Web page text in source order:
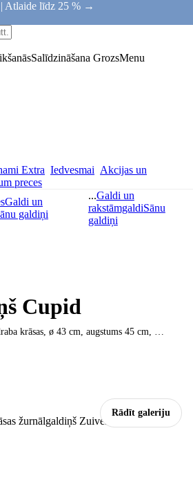
Atlaide līdz 25 % →
Salīdzināšana GrozsMenu
Extra Iedvesmai Akcijas un
preces
Galdi un
galdiņi
...Galdi un
rakstāmgaldiSānu
galdiņi
Rādīt galeriju
Cupid
krāsas, ø 43 cm, augstums 45 cm, …